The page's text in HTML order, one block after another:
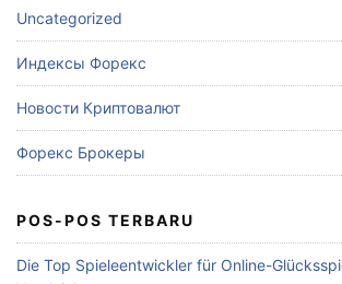
Uncategorized
Индексы Форекс
Новости Криптовалют
Форекс Брокеры
POS-POS TERBARU
Die Top Spieleentwickler für Online-